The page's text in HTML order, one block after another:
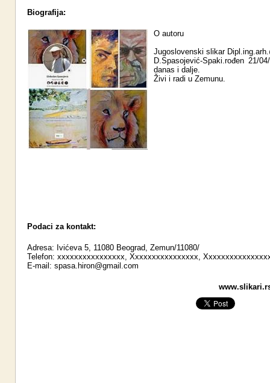
Biografija:
O autoru
Jugoslovenski slikar
D.Spasojević-Spaki.rođen 21/
danas i dalje.
Živi i radi u Zemunu.
Podaci za kontakt:
Adresa: Ivićeva 5, 11080 Beograd, Zemun/11080/
Telefon: xxxxxxxxxxxxxxxx, Xxxxxxxxxxxxxxxx,
E-mail: spasa.hiron@gmail.com